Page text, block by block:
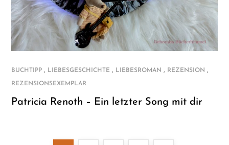
BUCHTIPP , LIEBESGESCHICHTE , LIEBESROMAN , REZENSION ,
REZENSIONSEXEMPLAR
Patricia Renoth – Ein letzter Song mit dir